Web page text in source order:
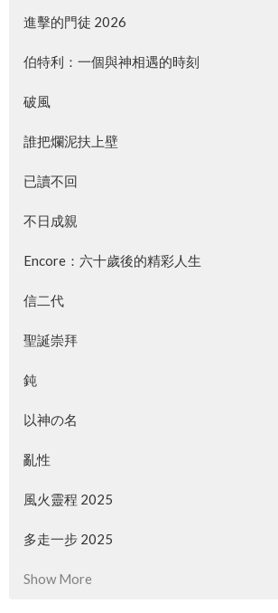
進擊的門徒 2026
伯特利：一個與神相遇的時刻
破風
誰把爛泥扶上壁
已讀不回
不日成親
Encore：六十歲後的精彩人生
信二代
聖誕崇拜
鈍
以神の名
亂性
風火靈程 2025
多走一步 2025
Show More